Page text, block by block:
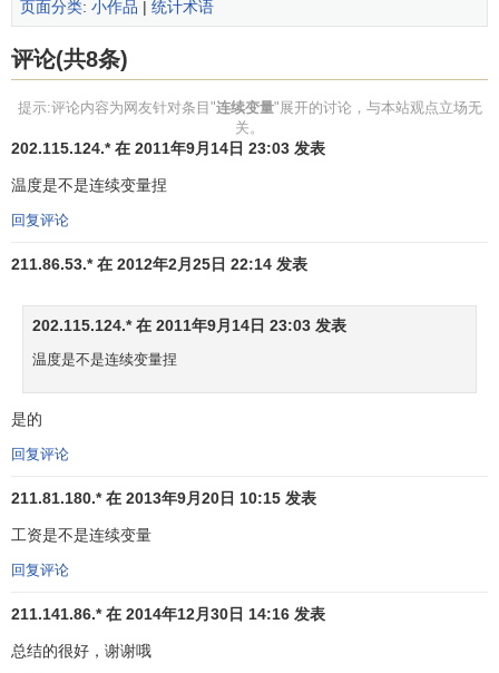
页面分类: 小作品 | 统计术语
评论(共8条)
提示:评论内容为网友针对条目"连续变量"展开的讨论，与本站观点立场无
关。
202.115.124.* 在 2011年9月14日 23:03 发表
温度是不是连续变量捏
回复评论
211.86.53.* 在 2012年2月25日 22:14 发表
202.115.124.* 在 2011年9月14日 23:03 发表
温度是不是连续变量捏
是的
回复评论
211.81.180.* 在 2013年9月20日 10:15 发表
工资是不是连续变量
回复评论
211.141.86.* 在 2014年12月30日 14:16 发表
总结的很好，谢谢哦